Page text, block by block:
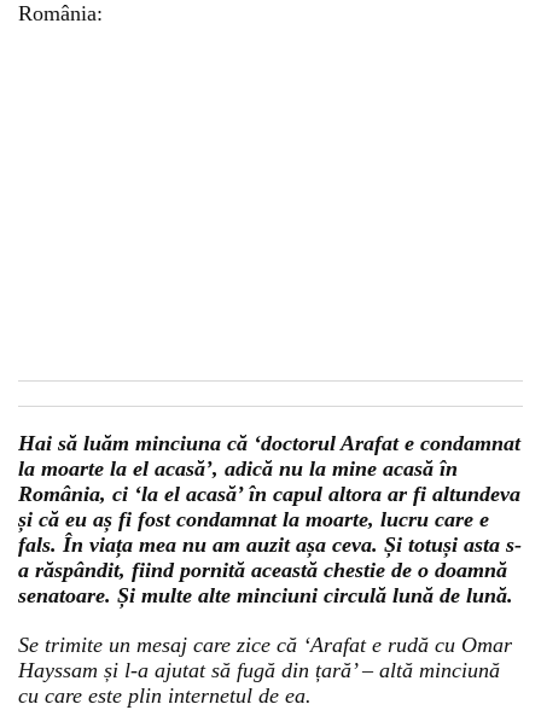
România:
Hai să luăm minciuna că ‘doctorul Arafat e condamnat
la moarte la el acasă’, adică nu la mine acasă în
România, ci ‘la el acasă’ în capul altora ar fi altundeva
și că eu aș fi fost condamnat la moarte, lucru care e
fals. În viața mea nu am auzit așa ceva. Și totuși asta s-
a răspândit, fiind pornită această chestie de o doamnă
senatoare. Și multe alte minciuni circulă lună de lună.
Se trimite un mesaj care zice că ‘Arafat e rudă cu Omar
Hayssam și l-a ajutat să fugă din țară’ – altă minciună
cu care este plin internetul de ea.